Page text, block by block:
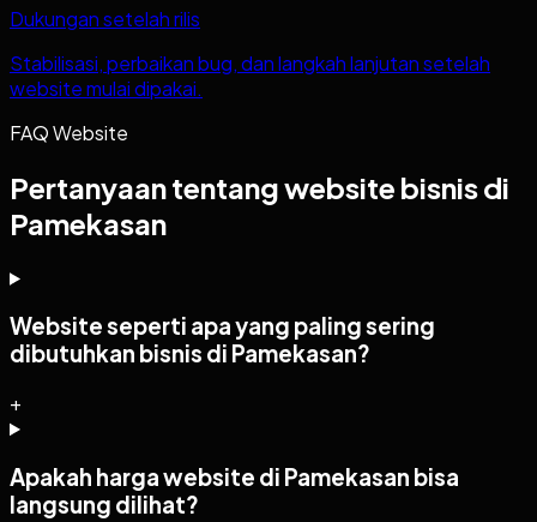
Dukungan setelah rilis
Stabilisasi, perbaikan bug, dan langkah lanjutan setelah
website mulai dipakai.
FAQ Website
Pertanyaan tentang website bisnis di
Pamekasan
Website seperti apa yang paling sering
dibutuhkan bisnis di Pamekasan?
+
Apakah harga website di Pamekasan bisa
langsung dilihat?